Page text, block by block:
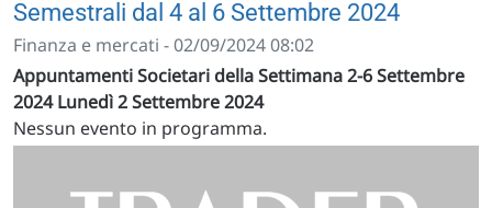
Semestrali dal 4 al 6 Settembre 2024
Finanza e mercati - 02/09/2024 08:02
Appuntamenti Societari della Settimana 2-6 Settembre
2024 Lunedì 2 Settembre 2024
Nessun evento in programma.